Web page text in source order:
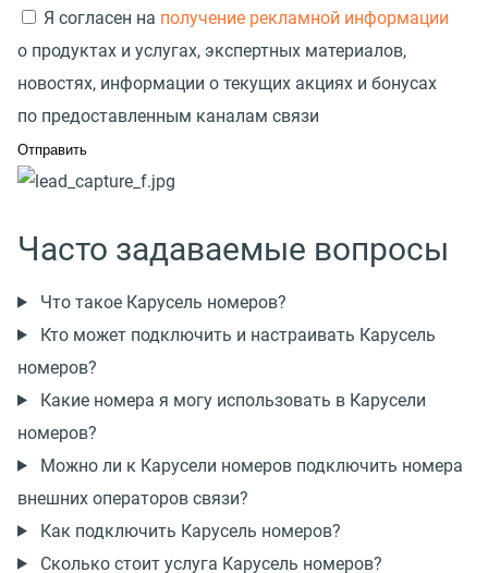
Я согласен на получение рекламной информации
о продуктах и услугах, экспертных материалов,
новостях, информации о текущих акциях и бонусах
по предоставленным каналам связи
Часто задаваемые вопросы
Что такое Карусель номеров?
Кто может подключить и настраивать Карусель
номеров?
Какие номера я могу использовать в Карусели
номеров?
Можно ли к Карусели номеров подключить номера
внешних операторов связи?
Как подключить Карусель номеров?
Сколько стоит услуга Карусель номеров?